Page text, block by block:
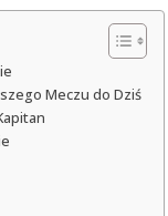
Meczu do Dziś